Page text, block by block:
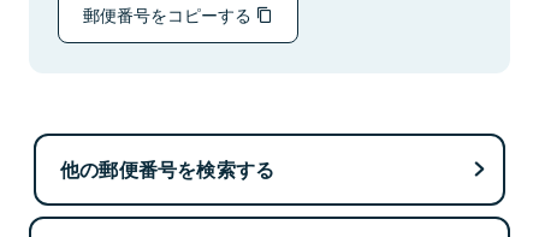
郵便番号をコピーする
他の郵便番号を検索する